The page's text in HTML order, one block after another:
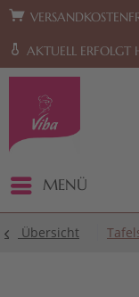
Zur
AKTUELL ERFOLGT
MENÜ
Übersicht